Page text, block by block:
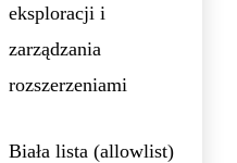
eksploracji i
zarządzania
rozszerzeniami
Biała lista (allowlist)